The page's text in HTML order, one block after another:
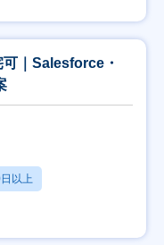
可｜Salesforce・
以上